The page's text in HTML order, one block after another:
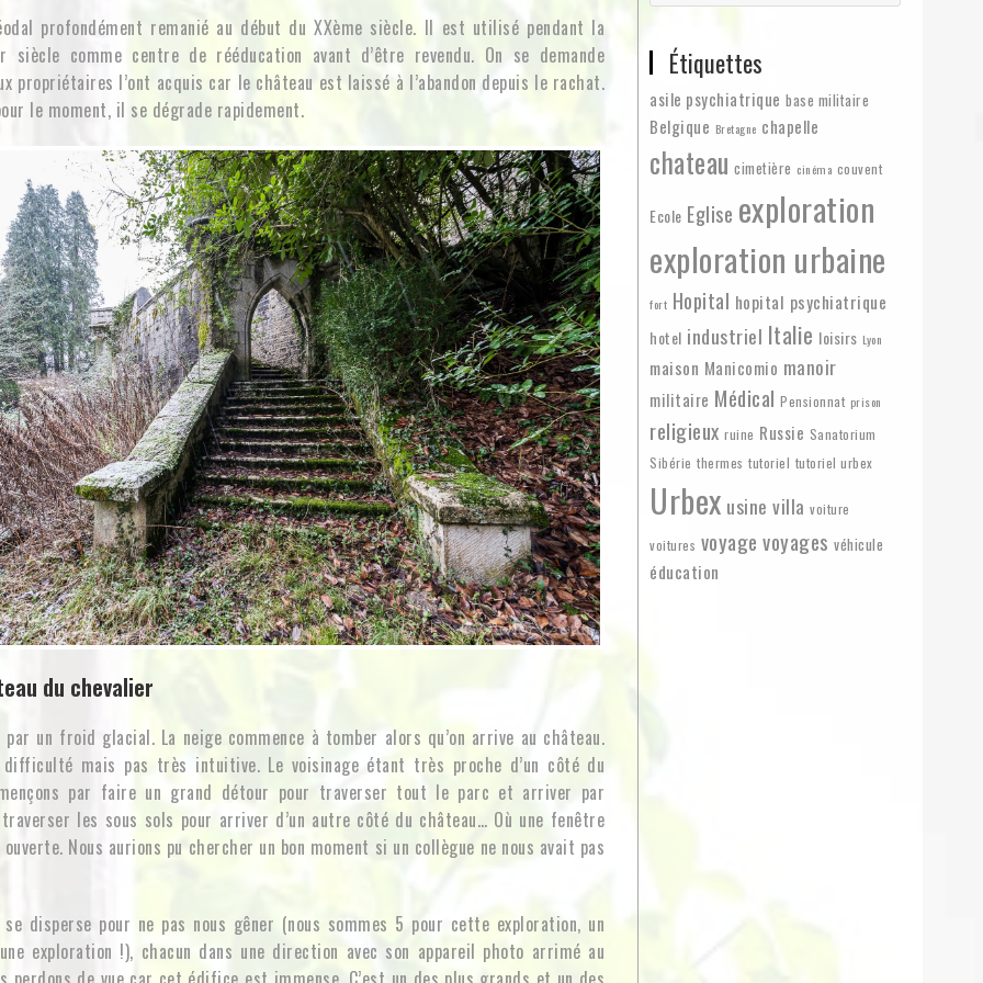
profondément remanié au début du XXème siècle. Il est utilisé pendant la
comme centre de rééducation avant d’être revendu. On se demande
propriétaires l’ont acquis car le château est laissé à l’abandon depuis le rachat.
le moment, il se dégrade rapidement.
du chevalier
par un froid glacial. La neige commence à tomber alors qu’on arrive au château.
difficulté mais pas très intuitive. Le voisinage étant très proche d’un côté du
par faire un grand détour pour traverser tout le parc et arriver par
les sous sols pour arriver d’un autre côté du château… Où une fenêtre
Nous aurions pu chercher un bon moment si un collègue ne nous avait pas
disperse pour ne pas nous gêner (nous sommes 5 pour cette exploration, un
exploration !), chacun dans une direction avec son appareil photo arrimé au
Étiquettes
asile psychiatrique base militaire
Belgique Bretagne chapelle
chateau cimetière cinéma couvent
Ecole Eglise exploration
exploration urbaine
fort Hopital hopital psychiatrique
hotel industriel Italie loisirs Lyon
maison Manicomio manoir
militaire Médical Pensionnat prison
religieux ruine Russie Sanatorium
Sibérie thermes tutoriel tutoriel urbex
Urbex usine villa voiture
voitures voyage voyages véhicule
éducation